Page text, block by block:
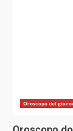
Oroscopo del